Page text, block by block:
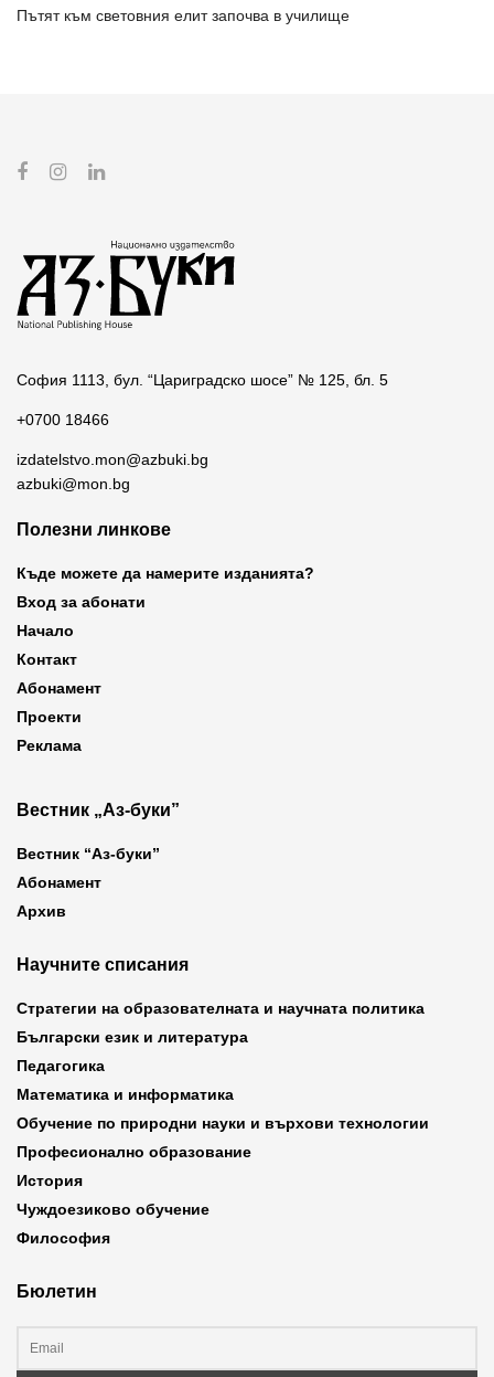
Пътят към световния елит започва в училище
София 1113, бул. “Цариградско шосе” № 125, бл. 5
+0700 18466
izdatelstvo.mon@azbuki.bg
azbuki@mon.bg
Полезни линкове
Къде можете да намерите изданията?
Вход за абонати
Начало
Контакт
Абонамент
Проекти
Реклама
Вестник „Аз-буки”
Вестник “Аз-буки”
Абонамент
Архив
Научните списания
Стратегии на образователната и научната политика
Български език и литература
Педагогика
Математика и информатика
Обучение по природни науки и върхови технологии
Професионално образование
История
Чуждоезиково обучение
Философия
Бюлетин